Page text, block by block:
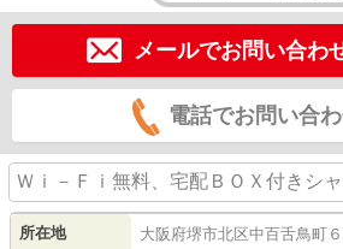
メールでお問い合わ
電話でお問い合
Ｗｉ－Ｆｉ無料、宅配ＢＯＸ付きシャ
所在地 大阪府堺市北区中百舌鳥町